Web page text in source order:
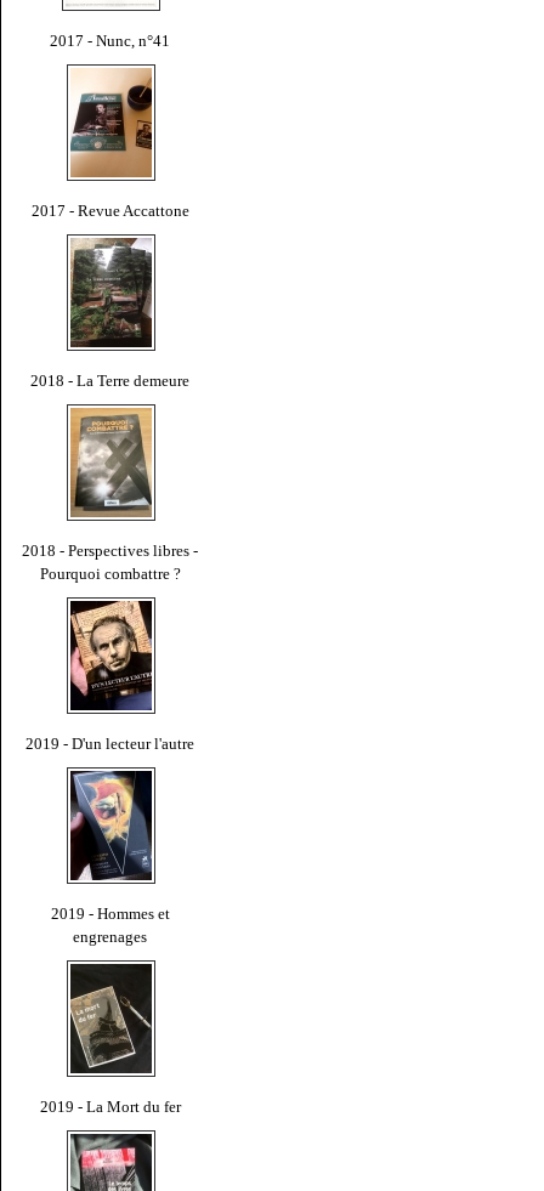
2017 - Nunc, n°41
2017 - Revue Accattone
2018 - La Terre demeure
2018 - Perspectives libres -
Pourquoi combattre ?
2019 - D'un lecteur l'autre
2019 - Hommes et
engrenages
2019 - La Mort du fer